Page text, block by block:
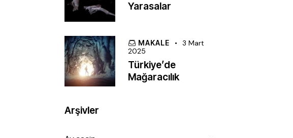
Yarasalar
MAKALE
3 Mart
2025
Türkiye’de
Mağaracılık
Arşivler